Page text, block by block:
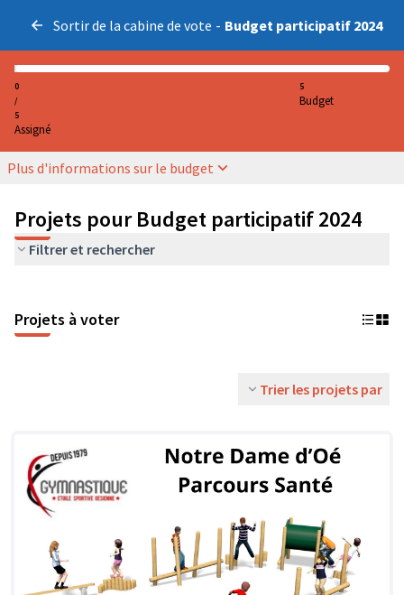
Sortir de la cabine de vote - Budget participatif 2024
0
/
5
Assigné
5
Budget
Plus d'informations sur le budget
Projets pour Budget participatif 2024
Filtrer et rechercher
Projets à voter
Trier les projets par